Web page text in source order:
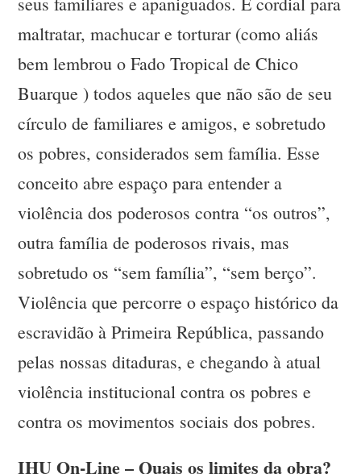
maltratar, machucar e torturar (como aliás
bem lembrou o Fado Tropical de Chico
Buarque ) todos aqueles que não são de seu
círculo de familiares e amigos, e sobretudo
os pobres, considerados sem família. Esse
conceito abre espaço para entender a
violência dos poderosos contra “os outros”,
outra família de poderosos rivais, mas
sobretudo os “sem família”, “sem berço”.
Violência que percorre o espaço histórico da
escravidão à Primeira República, passando
pelas nossas ditaduras, e chegando à atual
violência institucional contra os pobres e
contra os movimentos sociais dos pobres.
IHU On-Line – Quais os limites da obra?